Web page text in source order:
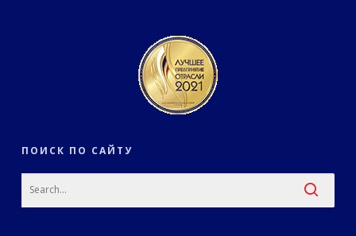
ПОИСК ПО САЙТУ